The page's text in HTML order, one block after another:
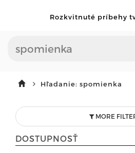
Rozkvitnuté príbehy
Hľadanie: spomienka
MORE
DOSTUPNOSŤ